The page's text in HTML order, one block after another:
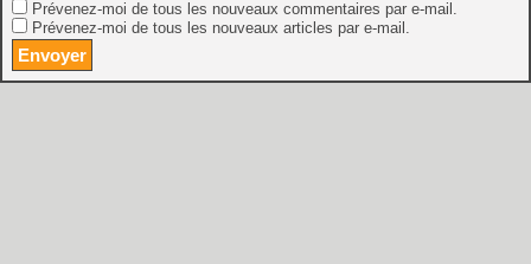
Prévenez-moi de tous les nouveaux commentaires par e-mail.
Prévenez-moi de tous les nouveaux articles par e-mail.